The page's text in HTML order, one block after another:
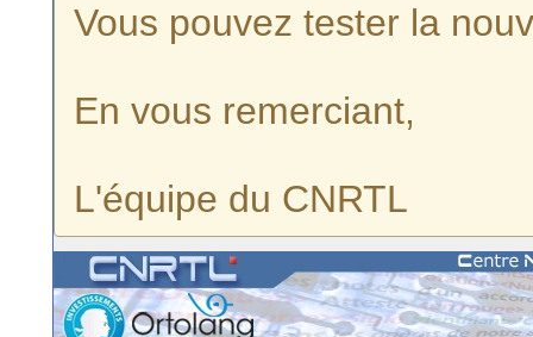
Vous pouvez tester la
En vous remerciant,
L'équipe du CNRTL